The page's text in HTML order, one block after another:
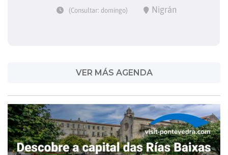
(Consultar: domingo) Nigrán
VER MÁS AGENDA